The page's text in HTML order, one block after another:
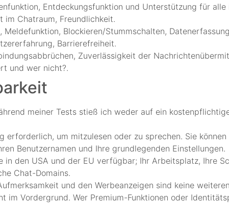
Entdeckungsfunktion und Unterstützung für alle
Chatraum, Freundlichkeit.
Blockieren/Stummschalten,
Barrierefreiheit.
Zuverlässigkeit der
und wer nicht?.
meiner Tests stieß ich weder auf ein
erforderlich, um mitzulesen oder zu sprechen. Sie
Benutzernamen und Ihre grundlegenden Einstellungen.
in den USA und der EU verfügbar; Ihr Arbeitsplatz, Ihre
Chat-Domains.
und den Werbeanzeigen sind keine
im Vordergrund. Wer Premium-Funktionen oder